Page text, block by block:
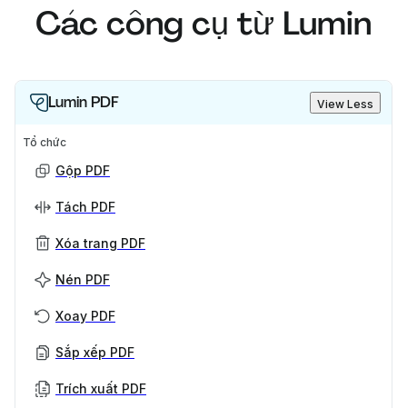
Các công cụ từ Lumin
Lumin PDF View Less
Tổ chức
Gộp PDF
Tách PDF
Xóa trang PDF
Nén PDF
Xoay PDF
Sắp xếp PDF
Trích xuất PDF